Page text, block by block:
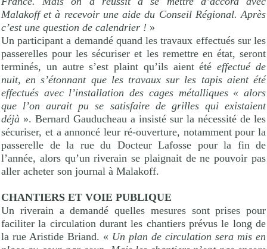
Malakoff et à recevoir une aide du Conseil Régional. Après
c’est une question de calendrier ! »
Un participant a demandé quand les travaux effectués sur les
passerelles pour les sécuriser et les remettre en état, seront
terminés, un autre s’est plaint qu’ils aient étéeffectué de
nuit, en s’étonnant que les travaux sur les tapis aient été
effectués avec l’installation des cages métalliques « alors
que l’on aurait pu se satisfaire de grilles qui existaient
déjà ». Bernard Gauducheau a insisté sur la nécessité de les
sécuriser, et a annoncé leur ré-ouverture, notamment pour la
passerelle de la rue du Docteur Lafosse pour la fin de
l’année, alors qu’un riverain se plaignait de ne pouvoir pas
aller acheter son journal à Malakoff.
CHANTIERS ET VOIE PUBLIQUE
Un riverain a demandé quelles mesures sont prises pour
faciliter la circulation durant les chantiers prévus le long de
la rue Aristide Briand. « Un plan de circulation sera mis en